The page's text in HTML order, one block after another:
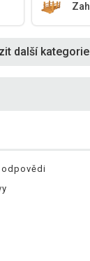
další kategorie